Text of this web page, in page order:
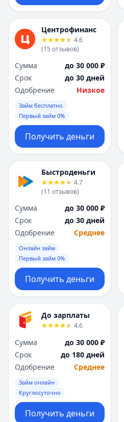
Центрофинанс
4.6
(15 отзывов)
Сумма
до 30 000 ₽
Срок
до 30 дней
Одобрение
Низкое
Займ бесплатно
Первый займ 0%
Получить деньги
Быстроденьги
4.7
(11 отзывов)
Сумма
до 30 000 ₽
Срок
до 30 дней
Одобрение
Среднее
Онлайн займ
Первый займ 0%
Получить деньги
До зарплаты
4.6
Сумма
до 30 000 ₽
Срок
до 180 дней
Одобрение
Среднее
Займ онлайн
Круглосуточно
Получить деньги